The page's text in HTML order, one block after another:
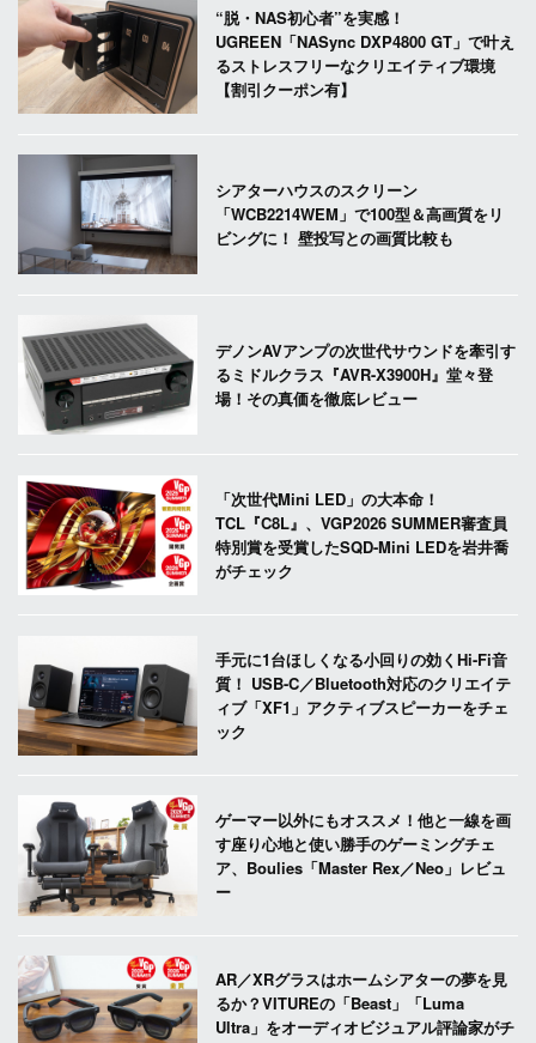
“脱・NAS初心者”を実感！
UGREEN「NASync DXP4800 GT」で叶え
るストレスフリーなクリエイティブ環境
【割引クーポン有】
シアターハウスのスクリーン
「WCB2214WEM」で100型＆高画質をリ
ビングに！ 壁投写との画質比較も
デノンAVアンプの次世代サウンドを牽引す
るミドルクラス『AVR-X3900H』堂々登
場！その真価を徹底レビュー
「次世代Mini LED」の大本命！
TCL『C8L』、VGP2026 SUMMER審査員
特別賞を受賞したSQD-Mini LEDを岩井喬
がチェック
手元に1台ほしくなる小回りの効くHi-Fi音
質！ USB-C／Bluetooth対応のクリエイテ
ィブ「XF1」アクティブスピーカーをチェ
ック
ゲーマー以外にもオススメ！他と一線を画
す座り心地と使い勝手のゲーミングチェ
ア、Boulies「Master Rex／Neo」レビュ
ー
AR／XRグラスはホームシアターの夢を見
るか？VITUREの「Beast」「Luma
Ultra」をオーディオビジュアル評論家がチ